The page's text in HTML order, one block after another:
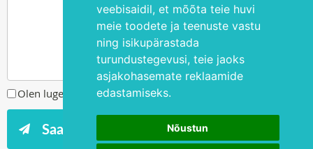
veebisaidil, et mõõta teie huvi
meie toodete ja teenuste vastu
ning isikupärastada
turundustegevusi, teie jaoks
asjakohasemate reklaamide
edastamiseks.
Nõustun
Olen lugenud ja nõustunprivaatsuspoliitikaga